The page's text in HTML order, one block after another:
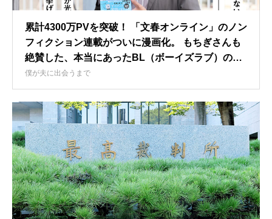
累計4300万PVを突破！ 「文春オンライン」のノン
フィクション連載がついに漫画化。 もちぎさんも
絶賛した、本当にあったBL（ボーイズラブ）の物
語。
僕が夫に出会うまで